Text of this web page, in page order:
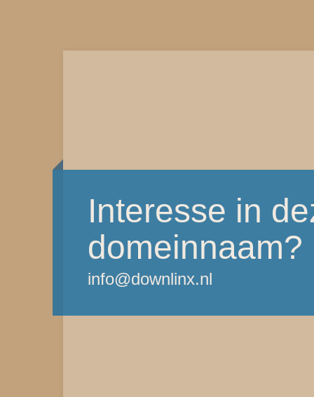
Interesse in
domeinnaam?
info@downlinx.nl